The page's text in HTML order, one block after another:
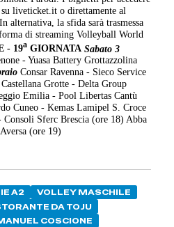
liveticket.it o direttamente al
alternativa, la sfida sarà trasmessa
di streaming Volleyball World
- 19a GIORNATA Sabato 3
- Yuasa Battery Grottazzolina
Consar Ravenna - Sieco Service
Grotte - Delta Group
Emilia - Pool Libertas Cantù
Cuneo - Kemas Lamipel S. Croce
Sferc Brescia (ore 18) Abba
(ore 19)
A2
VOLLEY MASCHILE
DA TOJU
COSCIONE